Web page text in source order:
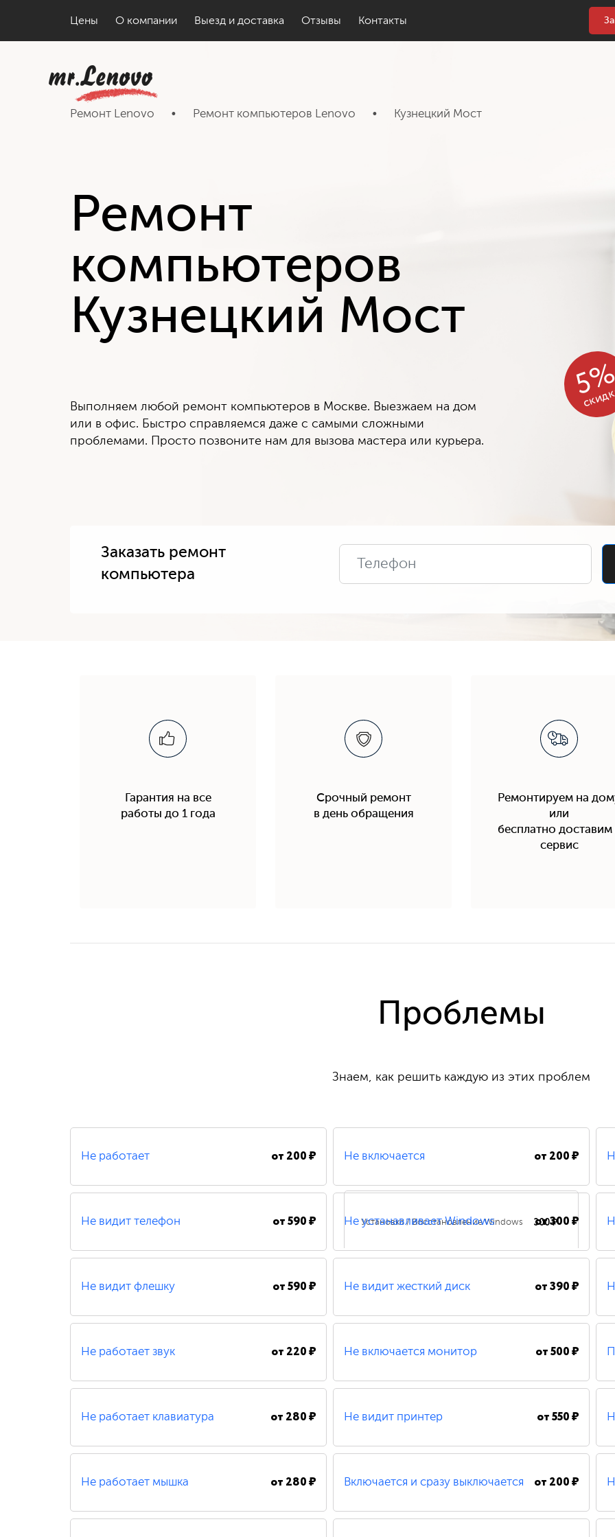
Цены О компании Выезд и доставка Отзывы Контакты
Ремонт Lenovo • Ремонт компьютеров Lenovo • Кузнецкий Мост
Ремонт
компьютеров
Кузнецкий Мост
Выполняем любой ремонт компьютеров в Москве. Выезжаем на дом
или в офис. Быстро справляемся даже с самыми сложными
проблемами. Просто позвоните нам для вызова мастера или курьера.
Заказать ремонт
компьютера
Гарантия на все
работы до 1 года
Срочный ремонт
в день обращения
Ремонтируем на
или
бесплатно доставим
сервис
Проблемы
Знаем, как решить каждую из этих проблем
Не работает от 200 ₽ Не включается от 200 ₽
Установка / Восстановление Windows 300 ₽
Замена / установка материнской платы 500 ₽
Восстановление системных файлов 480 ₽
Не видит телефон от590 ₽ Не устанавливает Windows от300 ₽
Не видит флешку от590 ₽ Не видит жесткий диск от390 ₽
Не работает звук от 220 ₽ Не включается монитор от500 ₽
Не работает клавиатура от 280 ₽ Не видит принтер от550 ₽
Не работает мышка от 280 ₽ Включается и сразу выключается от 200 ₽